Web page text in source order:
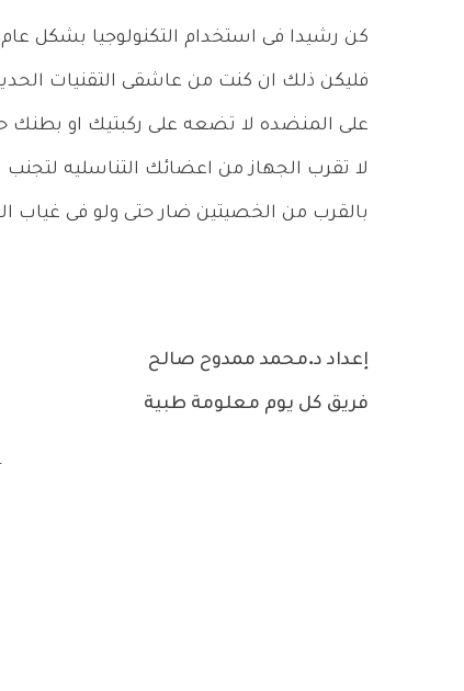
كن رشيدا فى استخدام التكنولوجيا بشكل
فليكن ذلك ان كنت من عاشقى التقنيات
على المنضده لا تضعه على ركبتيك او بطنك
لا تقرب الجهاز من اعضائك التناسليه
بالقرب من الخصيتين ضار حتى ولو فى غياب
إعداد د.محمد ممدوح صالح
فريق كل يوم معلومة طبية